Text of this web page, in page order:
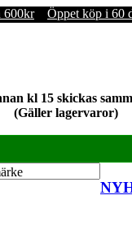
600kr Öppet köp i 60
kl 15 skickas
(Gäller lagervaror)